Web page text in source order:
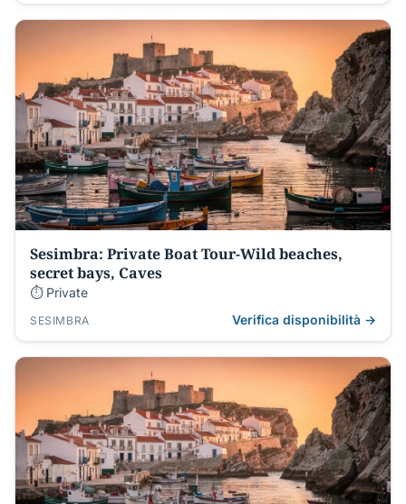
Sesimbra: Private Boat Tour-Wild beaches,
secret bays, Caves
⏱ Private
SESIMBRA Verifica disponibilità →